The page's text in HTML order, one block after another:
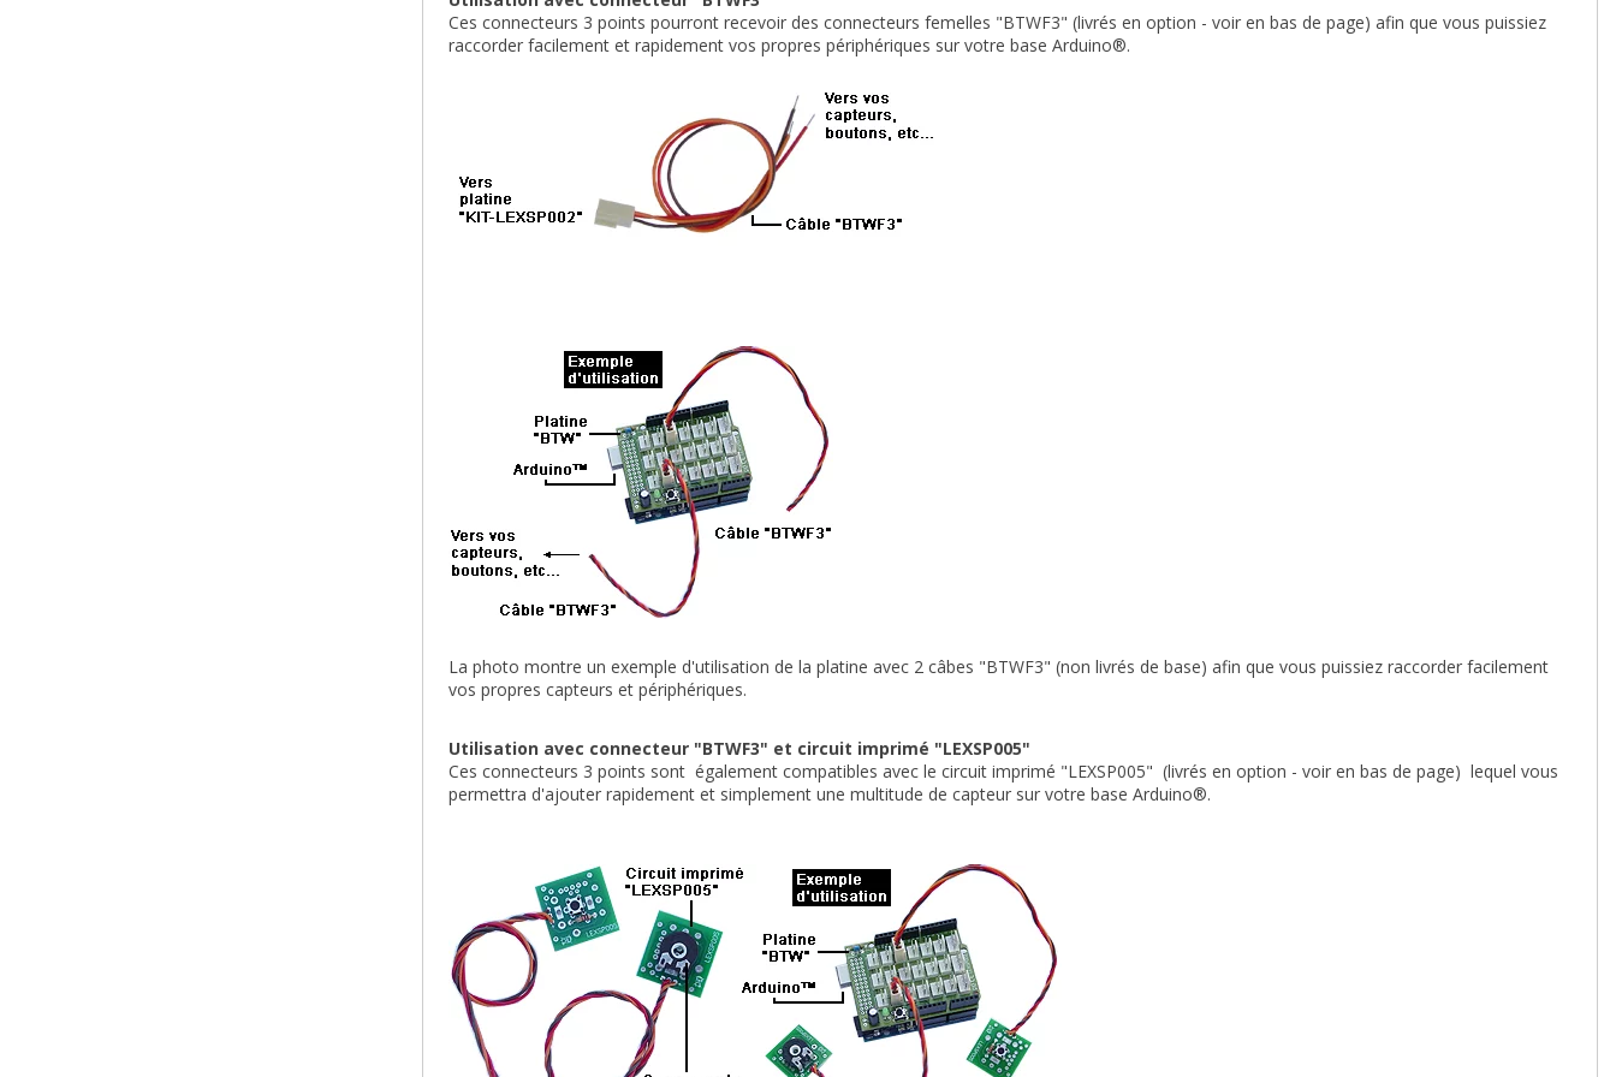
Ces connecteurs 3 points pourront recevoir des connecteurs femelles "BTWF3" (livrés en option - voir en bas de page) afin que vous puissiez
raccorder facilement et rapidement vos propres périphériques sur votre base Arduino®.
La photo montre un exemple d'utilisation de la platine avec 2 câbes "BTWF3" (non livrés de base) afin que vous puissiez raccorder facilement
vos propres capteurs et périphériques.
Utilisation avec connecteur "BTWF3" et circuit imprimé "LEXSP005"
Ces connecteurs 3 points sont également compatibles avec le circuit imprimé "LEXSP005" (livrés en option - voir en bas de page) lequel vous
permettra d'ajouter rapidement et simplement une multitude de capteur sur votre base Arduino®.